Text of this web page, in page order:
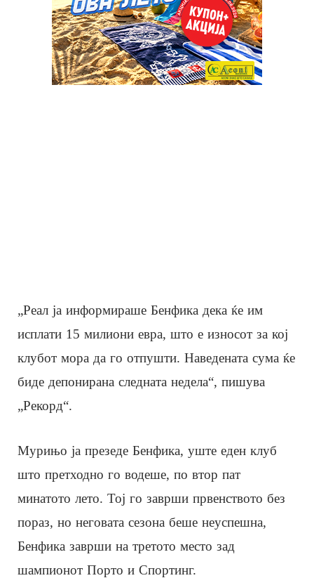
„Реал ја информираше Бенфика дека ќе им
исплати 15 милиони евра, што е износот за кој
клубот мора да го отпушти. Наведената сума ќе
биде депонирана следната недела“, пишува
„Рекорд“.
Мурињо ја презеде Бенфика, уште еден клуб
што претходно го водеше, по втор пат
минатото лето. Тој го заврши првенството без
пораз, но неговата сезона беше неуспешна,
Бенфика заврши на третото место зад
шампионот Порто и Спортинг.